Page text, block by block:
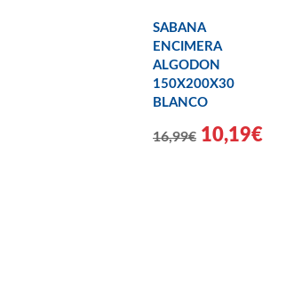
SABANA
ENCIMERA
ALGODON
150X200X30
BLANCO
16,99€ 10,19€